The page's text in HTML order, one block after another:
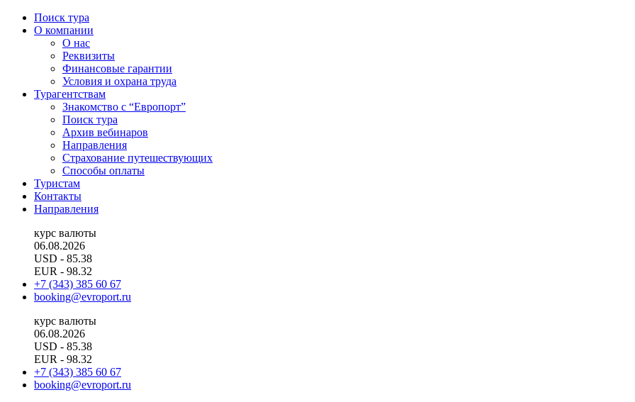
Поиск тура
О компании
О нас
Реквизиты
Финансовые гарантии
Условия и охрана труда
Турагентствам
Знакомство с “Европорт”
Поиск тура
Архив вебинаров
Направления
Страхование путешествующих
Способы оплаты
Туристам
Контакты
Направления
курс валюты
06.08.2026
USD - 85.38
EUR - 98.32
+7 (343) 385 60 67
booking@evroport.ru
курс валюты
06.08.2026
USD - 85.38
EUR - 98.32
+7 (343) 385 60 67
booking@evroport.ru